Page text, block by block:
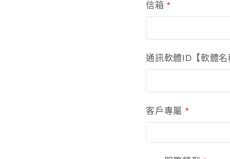
信箱*
通訊軟體ID【軟體
客戶專屬 *